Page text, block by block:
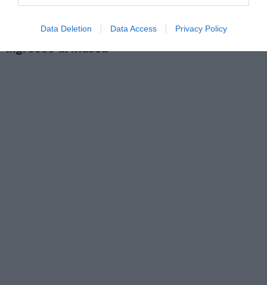
Data Deletion Data Access Privacy Policy
ATTUALITÀ
Migranti. Ceuta, nuovo allarme per il 15
agosto: sui social circolano appelli a un
ingresso di massa